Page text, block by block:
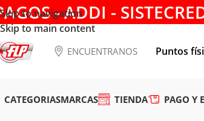
Skip to navigation
Skip to main content
- ADDI -
ENCUENTRANOS Puntos
CATEGORIASMARCAS TIENDA PAGO Y